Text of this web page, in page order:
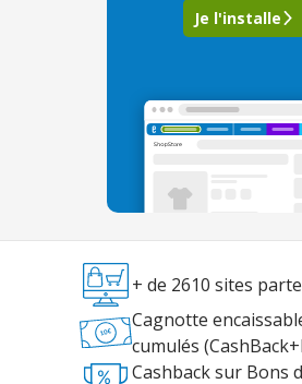
Je l'installe
+ de 2610 sites
Cagnotte
cumulés
Cashback sur Bons